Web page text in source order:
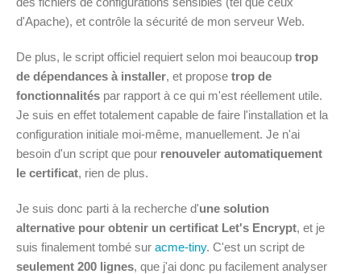
d'Apache), et contrôle la sécurité de mon serveur Web.
De plus, le script officiel requiert selon moi beaucoup trop
de dépendances à installer, et propose trop de
fonctionnalités par rapport à ce qui m'est réellement utile.
Je suis en effet totalement capable de faire l'installation et la
configuration initiale moi-même, manuellement. Je n'ai
besoin d'un script que pour renouveler automatiquement
le certificat, rien de plus.
Je suis donc parti à la recherche d'une solution
alternative pour obtenir un certificat Let's Encrypt, et je
suis finalement tombé sur acme-tiny. C'est un script de
seulement 200 lignes, que j'ai donc pu facilement analyser